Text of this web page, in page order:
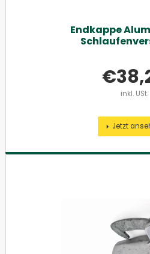
Endkappe
€
inkl. USt.
Jetzt